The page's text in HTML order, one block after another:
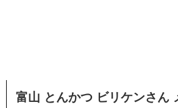
富山 とんかつ ビリケンさん